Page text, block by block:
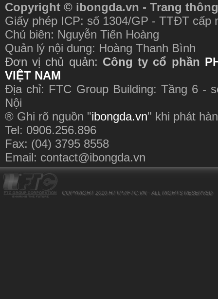
Copyright © ibongda.vn - Trang
Giấy phép ICP: số 1304/GP - TTĐT cấp
Chủ biên: Nguyễn Tiến Hoàng
Quản lý nội dung: Hoàng Thanh Bình
Đơn vị chủ quản: Công ty cổ phần
VIỆT NAM
Địa chỉ: FTC Group Building: Tầng 6 -
Nội
® Ghi rõ nguồn "ibongda.vn" khi phát
Tel: 0906.256.896
Fax: (04) 3795 8558
Email: contact@ibongda.vn
COPYRIGHT 2010 HTTP://FTC.VN - ALL RIGHTS RESERVED